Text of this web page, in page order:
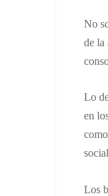
No
de la
Lo
en
Los